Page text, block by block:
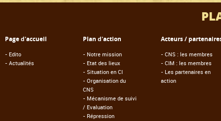
Page d'accueil
- Edito
- Actualités
Plan d'action
- Notre mission
- Etat des lieux
- Situation en CI
- Organisation du
CNS
- Mécanisme de suivi
/ Evaluation
- Répression
Acteurs /
- CNS : les membres
- CIM : les membres
- Les partenaires en
action